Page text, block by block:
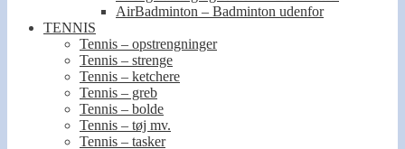
AirBadminton – Badminton udenfor
TENNIS
Tennis – opstrengninger
Tennis – strenge
Tennis – ketchere
Tennis – greb
Tennis – bolde
Tennis – tøj mv.
Tennis – tasker